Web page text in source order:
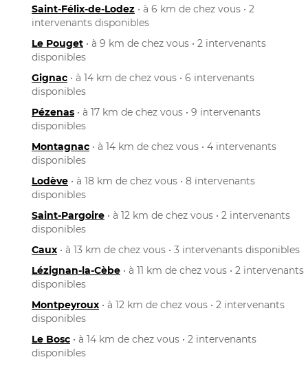
Saint-Félix-de-Lodez • à 6 km de chez vous • 2
intervenants disponibles
Le Pouget • à 9 km de chez vous • 2 intervenants
disponibles
Gignac • à 14 km de chez vous • 6 intervenants
disponibles
Pézenas • à 17 km de chez vous • 9 intervenants
disponibles
Montagnac • à 14 km de chez vous • 4 intervenants
disponibles
Lodève • à 18 km de chez vous • 8 intervenants
disponibles
Saint-Pargoire • à 12 km de chez vous • 2 intervenants
disponibles
Caux • à 13 km de chez vous • 3 intervenants disponibles
Lézignan-la-Cèbe • à 11 km de chez vous • 2 intervenants
disponibles
Montpeyroux • à 12 km de chez vous • 2 intervenants
disponibles
Le Bosc • à 14 km de chez vous • 2 intervenants
disponibles